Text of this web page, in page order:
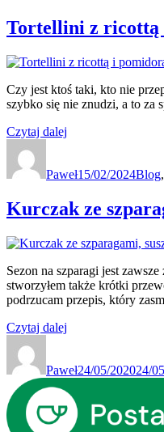
Tortellini z ricottą
Czy jest ktoś taki, kto nie
szybko się nie znudzi, a to za
Czytaj dalej
i
zapiekane
w
alfredo”
Paweł15/02/2024Blog,
Kurczak ze
Sezon na szparagi jest
stworzyłem także krótki
podrzucam przepis, który
Czytaj dalej
suszonymi
i
zielonym
makaronem”
Paweł24/05/202024/